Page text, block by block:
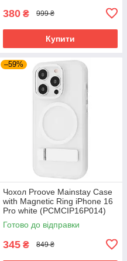
380 ₴ 999 ₴
Купити
–59%
Чохол Proove Mainstay Case
with Magnetic Ring iPhone 16
Pro white (PCMCIP16P014)
Готово до відправки
345 ₴ 849 ₴